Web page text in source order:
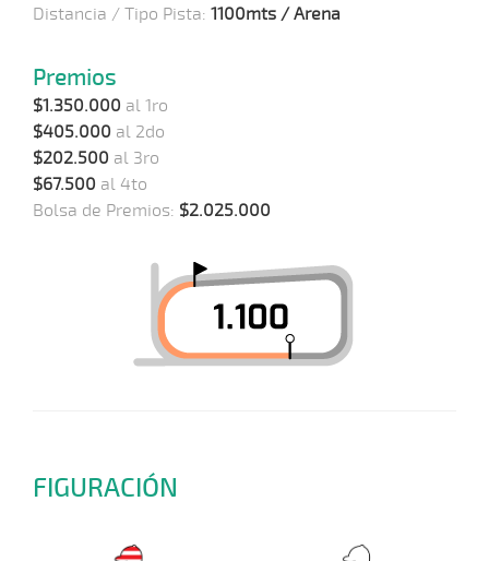
Distancia / Tipo Pista: 1100mts / Arena
Premios
$1.350.000 al 1ro
$405.000 al 2do
$202.500 al 3ro
$67.500 al 4to
Bolsa de Premios: $2.025.000
FIGURACIÓN